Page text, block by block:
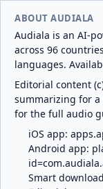
ABOUT AUDIALA
Audiala is an AI-
across 96
languages.
Editorial content
summarizing for a
for the full audio
iOS app:
Android app:
Smart